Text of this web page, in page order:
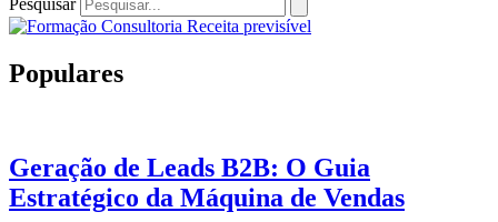
Pesquisar
Populares
Geração de Leads B2B: O Guia
Estratégico da Máquina de Vendas